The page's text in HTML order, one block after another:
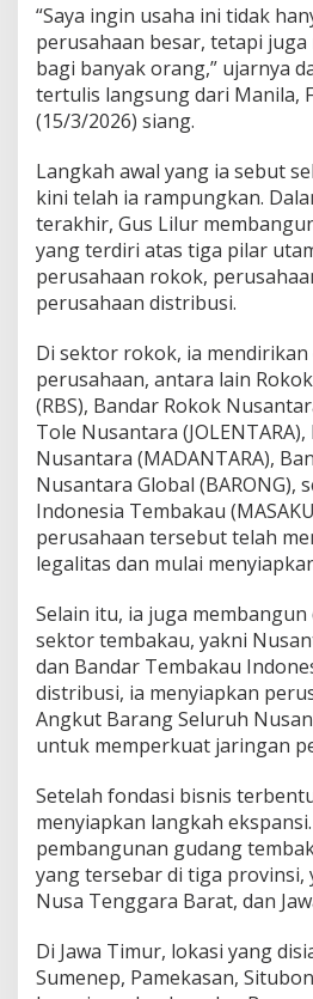
“Saya ingin usaha ini tidak
perusahaan besar, tetapi
bagi banyak orang,” ujarnya
tertulis langsung dari Manila,
(15/3/2026) siang.
Langkah awal yang ia sebut
kini telah ia rampungkan.
terakhir, Gus Lilur
yang terdiri atas tiga pilar
perusahaan rokok,
perusahaan distribusi.
Di sektor rokok, ia
perusahaan, antara lain
(RBS), Bandar Rokok
Tole Nusantara
Nusantara (MADANTARA),
Nusantara Global (BARONG),
Indonesia Tembakau
perusahaan tersebut telah
legalitas dan mulai
Selain itu, ia juga
sektor tembakau, yakni
dan Bandar Tembakau
distribusi, ia menyiapkan
Angkut Barang Seluruh
untuk memperkuat jaringan
Setelah fondasi bisnis
menyiapkan langkah
pembangunan gudang
yang tersebar di tiga provinsi,
Nusa Tenggara Barat, dan
Di Jawa Timur, lokasi yang
Sumenep, Pamekasan,